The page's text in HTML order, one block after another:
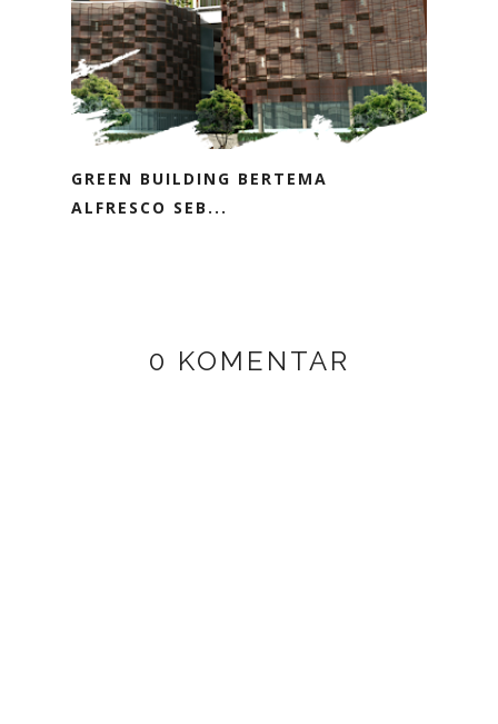
GREEN BUILDING BERTEMA
ALFRESCO SEB...
0 KOMENTAR